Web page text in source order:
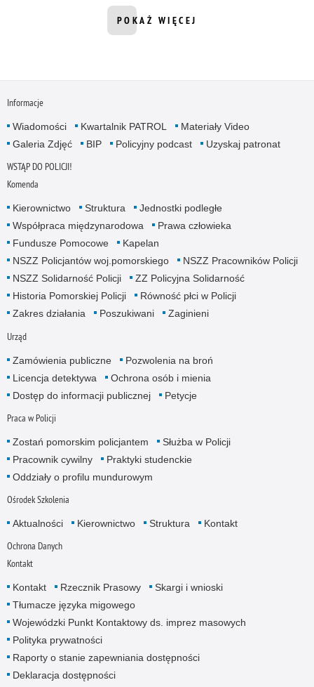
POKAŻ WIĘCEJ
INFORMACJI Z DZIAŁU GALERIE
Informacje
Wiadomości Kwartalnik PATROL
Materiały Video
Galeria Zdjęć
BIP Policyjny podcast Uzyskaj patronat
WSTĄP DO POLICJI!
Komenda
Kierownictwo Struktura
Jednostki podległe
Współpraca międzynarodowa
Prawa człowieka
Fundusze Pomocowe
Kapelan
NSZZ Policjantów woj.pomorskiego
NSZZ Pracowników Policji
NSZZ Solidarność Policji
ZZ Policyjna Solidarność
Historia Pomorskiej Policji
Równość płci w Policji
Zakres działania
Poszukiwani Zaginieni
Urząd
Zamówienia publiczne
Pozwolenia na broń
Licencja detektywa
Ochrona osób i mienia
Dostęp do informacji publicznej
Petycje
Praca w Policji
Zostań pomorskim policjantem
Służba w Policji
Pracownik cywilny
Praktyki studenckie
Oddziały o profilu mundurowym
Ośrodek Szkolenia
Aktualności Kierownictwo Struktura Kontakt
Ochrona Danych
Kontakt
Kontakt Rzecznik Prasowy
Skargi i wnioski
Tłumacze języka migowego
Wojewódzki Punkt Kontaktowy ds. imprez masowych
Polityka prywatności
Raporty o stanie zapewniania dostępności
Deklaracja dostępności